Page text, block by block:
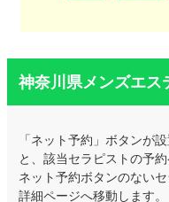
神奈川県メンズエス
「ネット予約」ボタンが
と、該当セラピストの予
ネット予約ボタンのない
詳細ページへ移動します。